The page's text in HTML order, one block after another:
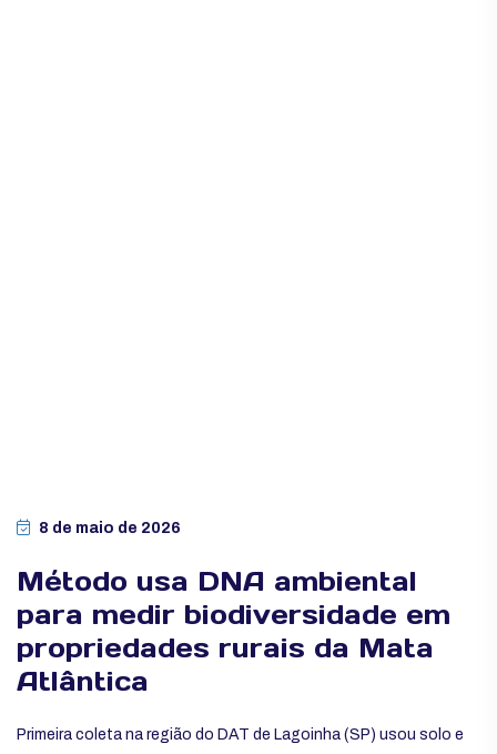
8 de maio de 2026
Método usa DNA ambiental
para medir biodiversidade em
propriedades rurais da Mata
Atlântica
Primeira coleta na região do DAT de Lagoinha (SP) usou solo e